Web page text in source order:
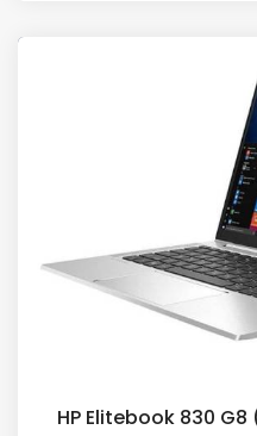
HP Elitebook 830 G8